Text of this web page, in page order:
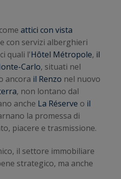
come attici con vista
con servizi alberghieri
quali l'Hôtel Métropole, il
Carlo, situati nel
ancora il Renzo nel nuovo
, non lontano dal
anche La Réserve o il
la promessa di
piacere e trasmissione.
il settore immobiliare
strategico, ma anche